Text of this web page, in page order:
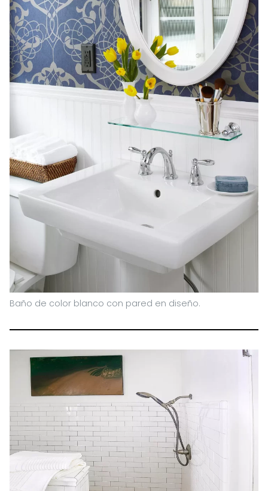
Baño de color blanco con pared en diseño.